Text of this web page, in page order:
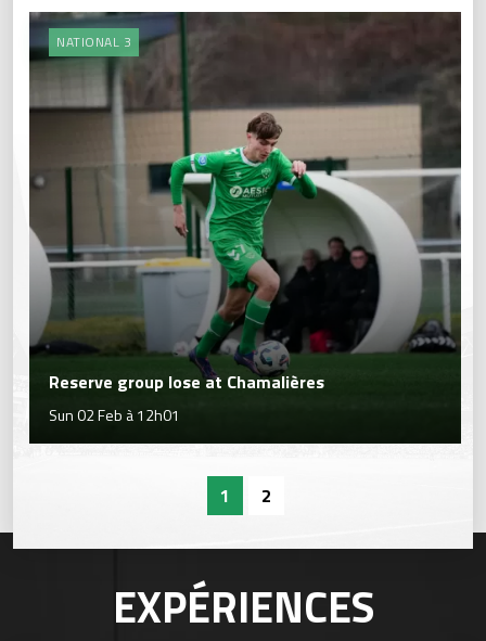
NATIONAL 3
Reserve group lose at Chamalières
Sun 02 Feb à 12h01
1 2
EXPÉRIENCES